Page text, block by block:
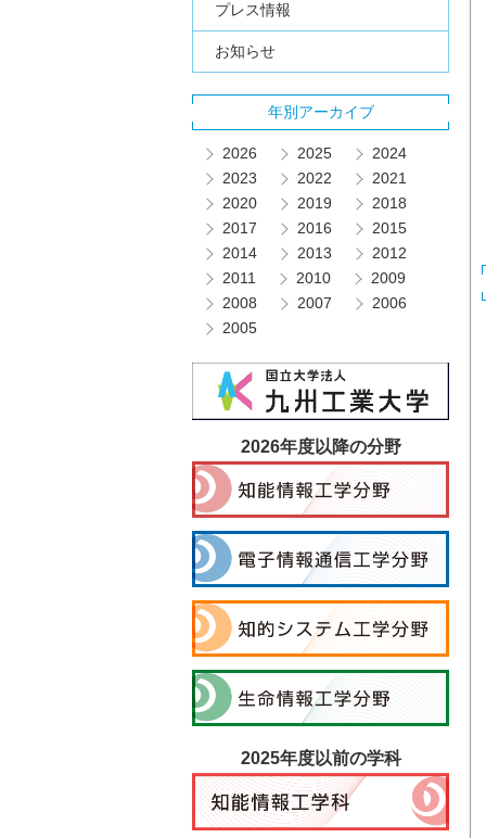
プレス情報
お知らせ
年別アーカイブ
2026 2025
2024
2023
2022
2021
2020
2019
2018
2017
2016
2015
2014
2013
2012
2011
2010
2009
2008
2007
2006
2005
2026年度以降の分野
2025年度以前の学科